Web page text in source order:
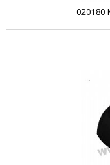
020180